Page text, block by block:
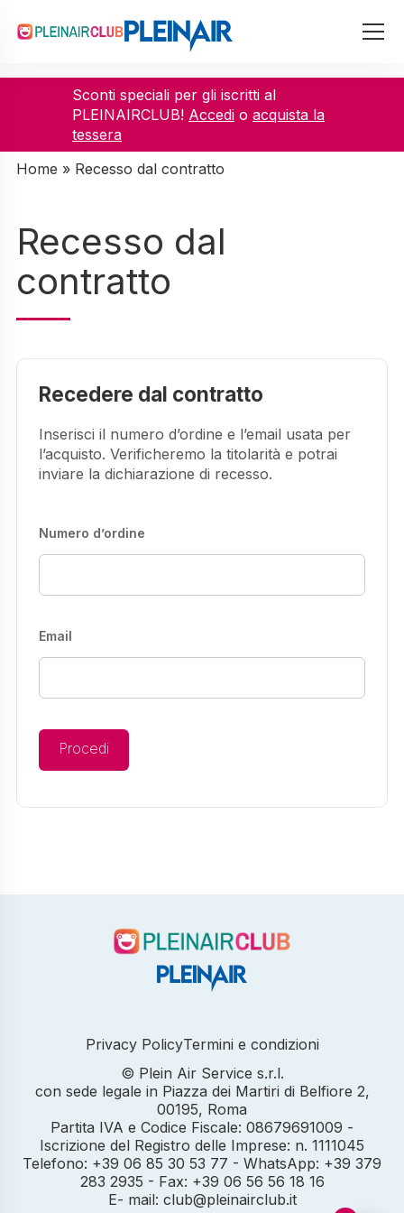
Sconti speciali per gli iscritti al
PLEINAIRCLUB! Accedi o acquista la
tessera
Home » Recesso dal contratto
Recesso dal
contratto
Recedere dal contratto
Inserisci il numero d’ordine e l’email usata per
l’acquisto. Verificheremo la titolarità e potrai
inviare la dichiarazione di recesso.
Numero d’ordine
Email
Procedi
Privacy PolicyTermini e condizioni
© Plein Air Service s.r.l.
con sede legale in Piazza dei Martiri di Belfiore 2,
00195, Roma
Partita IVA e Codice Fiscale: 08679691009 -
Iscrizione del Registro delle Imprese: n. 1111045
Telefono: +39 06 85 30 53 77 - WhatsApp: +39 379
283 2935 - Fax: +39 06 56 56 18 16
E- mail: club@pleinairclub.it